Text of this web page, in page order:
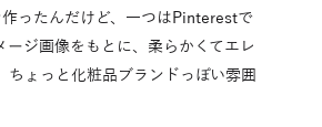
作ったんだけど、一つはPinterestで
ージ画像をもとに、柔らかくてエレ
ちょっと化粧品ブランドっぽい雰囲